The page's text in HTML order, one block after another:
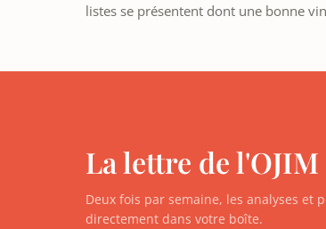
listes se présentent dont une bonne
La lettre de l'OJIM
Deux fois par semaine, les analyses
directement dans votre boîte.